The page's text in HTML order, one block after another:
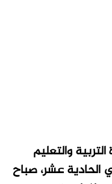
والتعليم
الحادية عشر، صباح